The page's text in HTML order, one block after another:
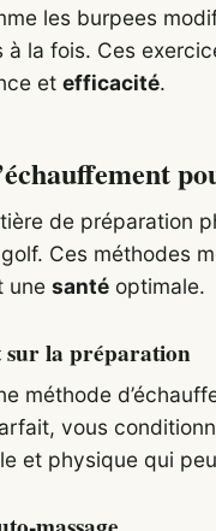
les burpees
la fois. Ces
et efficacité.
de préparation
Ces méthodes
une santé optimale.
sur la préparation
méthode
vous
et physique qui